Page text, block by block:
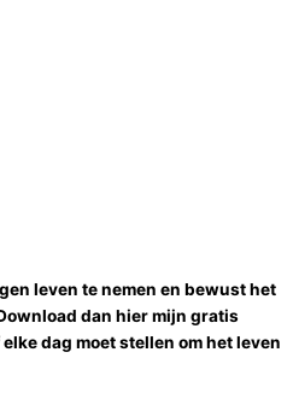
leven te nemen en bewust het
dan hier mijn gratis
dag moet stellen om het leven